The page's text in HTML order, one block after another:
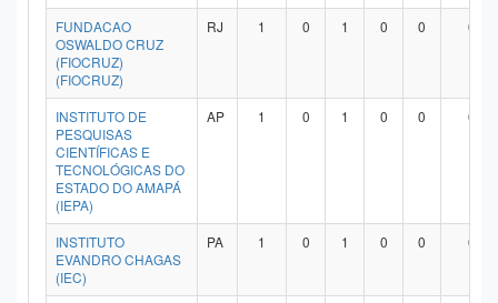
FUNDACAO
OSWALDO CRUZ
(FIOCRUZ)
(FIOCRUZ)
RJ 1 0 1 0 0 0
INSTITUTO DE
PESQUISAS
CIENTÍFICAS E
TECNOLÓGICAS DO
ESTADO DO AMAPÁ
(IEPA)
AP 1 0 1 0 0 0
INSTITUTO
EVANDRO CHAGAS
(IEC)
PA 1 0 1 0 0 0